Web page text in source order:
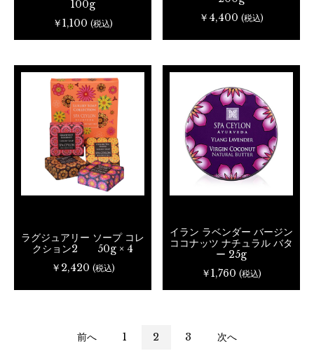
100g
￥1,100 (税込)
￥4,400 (税込)
ラグジュアリー ソープ コレ
クション2 50g × 4
￥2,420 (税込)
イラン ラベンダー バージン
ココナッツ ナチュラル バタ
ー 25g
￥1,760 (税込)
前へ 1 2 3 次へ